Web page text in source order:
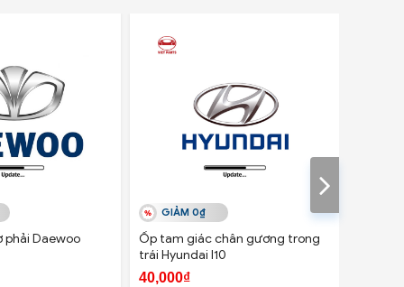
Daewoo
GIẢM 0₫
Ốp tam giác chân gương trong
trái Hyundai I10
40,000₫